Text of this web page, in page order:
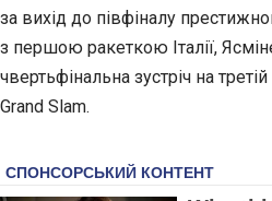
за вихід до півфіналу
з першою ракеткою Італії,
чвертьфінальна зустріч на третій
Grand Slam.